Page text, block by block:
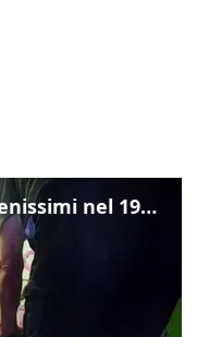
Ecco il tanko usato dai Serenissimi nel 1997 per il blitz a San Marco